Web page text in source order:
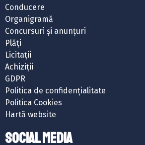
Conducere
Organigramă
Concursuri și anunțuri
Plăți
Licitații
Achiziții
GDPR
Politica de confidențialitate
Politica Cookies
Hartă website
SOCIAL MEDIA